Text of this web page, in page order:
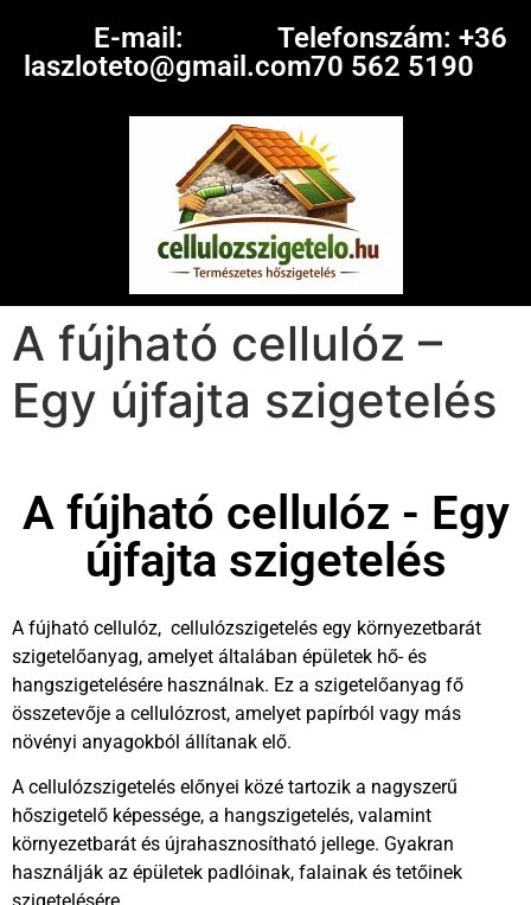
E-mail:
laszloteto@gmail.com
Telefonszám: +36
70 562 5190
A fújható cellulóz –
Egy újfajta szigetelés
A fújható cellulóz - Egy
újfajta szigetelés
A fújható cellulóz, cellulózszigetelés egy környezetbarát
szigetelőanyag, amelyet általában épületek hő- és
hangszigetelésére használnak. Ez a szigetelőanyag fő
összetevője a cellulózrost, amelyet papírból vagy más
növényi anyagokból állítanak elő.
A cellulózszigetelés előnyei közé tartozik a nagyszerű
hőszigetelő képessége, a hangszigetelés, valamint
környezetbarát és újrahasznosítható jellege. Gyakran
használják az épületek padlóinak, falainak és tetőinek